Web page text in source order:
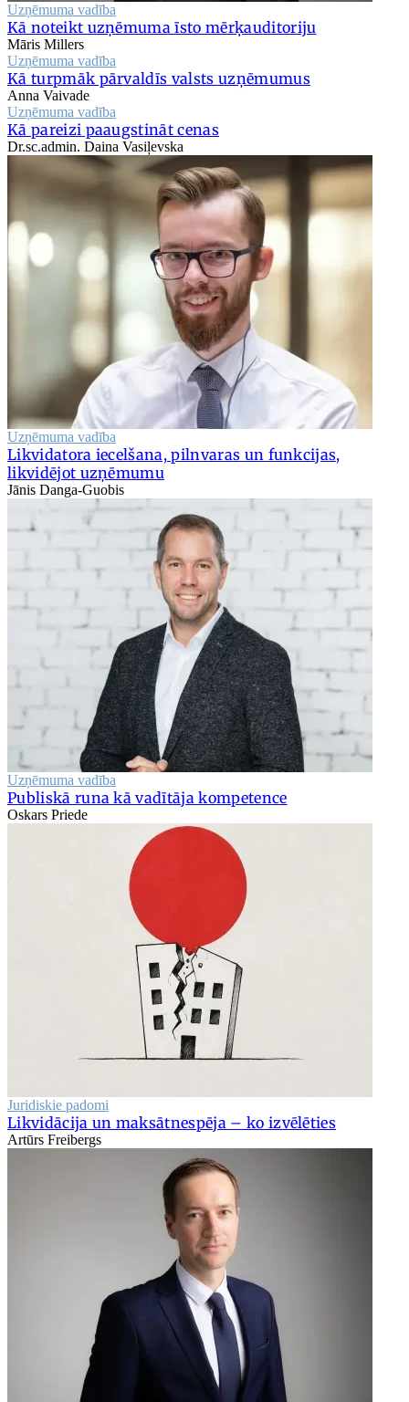
Uzņēmuma vadība
Kā noteikt uzņēmuma īsto mērķauditoriju
Māris Millers
Uzņēmuma vadība
Kā turpmāk pārvaldīs valsts uzņēmumus
Anna Vaivade
Uzņēmuma vadība
Kā pareizi paaugstināt cenas
Dr.sc.admin. Daina Vasiļevska
Uzņēmuma vadība
Likvidatora iecelšana, pilnvaras un funkcijas,
likvidējot uzņēmumu
Jānis Danga-Guobis
Uzņēmuma vadība
Publiskā runa kā vadītāja kompetence
Oskars Priede
Juridiskie padomi
Likvidācija un maksātnespēja – ko izvēlēties
Artūrs Freibergs